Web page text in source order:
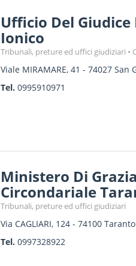
Ufficio Del Giudice
Ionico
Tribunali, preture ed uffici giudiziari
Viale MIRAMARE, 41 - 74027 San
Tel. 0995910971
Ministero Di
Circondariale
Tribunali, preture ed uffici giudiziari
Via CAGLIARI, 124- 74100 Taranto
Tel. 0997328922